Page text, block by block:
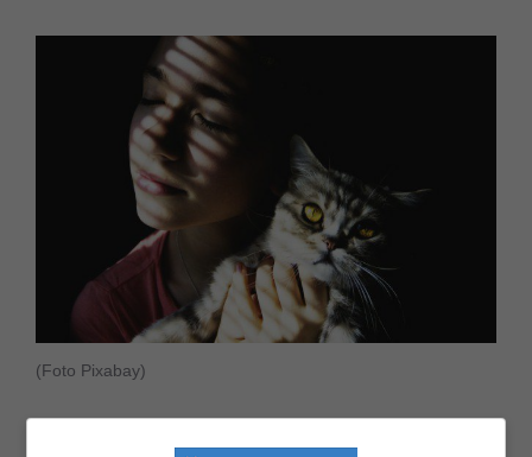
(Foto Pixabay)
Il gatto fa ciò che gli suggerisce la propria